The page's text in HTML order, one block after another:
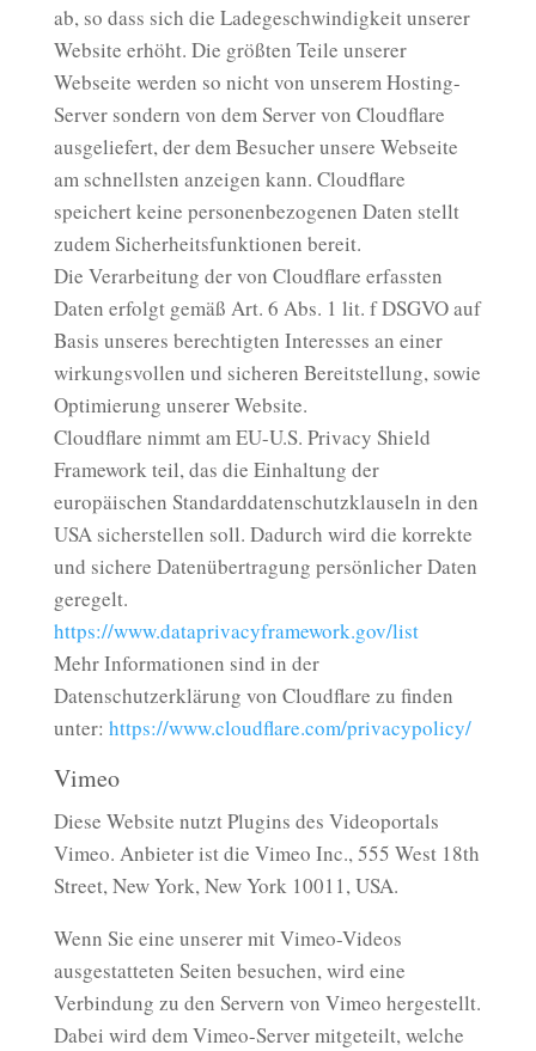
ab, so dass sich die Ladegeschwindigkeit unserer
Website erhöht. Die größten Teile unserer
Webseite werden so nicht von unserem Hosting-
Server sondern von dem Server von Cloudflare
ausgeliefert, der dem Besucher unsere Webseite
am schnellsten anzeigen kann. Cloudflare
speichert keine personenbezogenen Daten stellt
zudem Sicherheitsfunktionen bereit.
Die Verarbeitung der von Cloudflare erfassten
Daten erfolgt gemäß Art. 6 Abs. 1 lit. f DSGVO auf
Basis unseres berechtigten Interesses an einer
wirkungsvollen und sicheren Bereitstellung, sowie
Optimierung unserer Website.
Cloudflare nimmt am EU-U.S. Privacy Shield
Framework teil, das die Einhaltung der
europäischen Standarddatenschutzklauseln in den
USA sicherstellen soll. Dadurch wird die korrekte
und sichere Datenübertragung persönlicher Daten
geregelt.
https://www.dataprivacyframework.gov/list
Mehr Informationen sind in der
Datenschutzerklärung von Cloudflare zu finden
unter: https://www.cloudflare.com/privacypolicy/
Vimeo
Diese Website nutzt Plugins des Videoportals
Vimeo. Anbieter ist die Vimeo Inc., 555 West 18th
Street, New York, New York 10011, USA.
Wenn Sie eine unserer mit Vimeo-Videos
ausgestatteten Seiten besuchen, wird eine
Verbindung zu den Servern von Vimeo hergestellt.
Dabei wird dem Vimeo-Server mitgeteilt, welche